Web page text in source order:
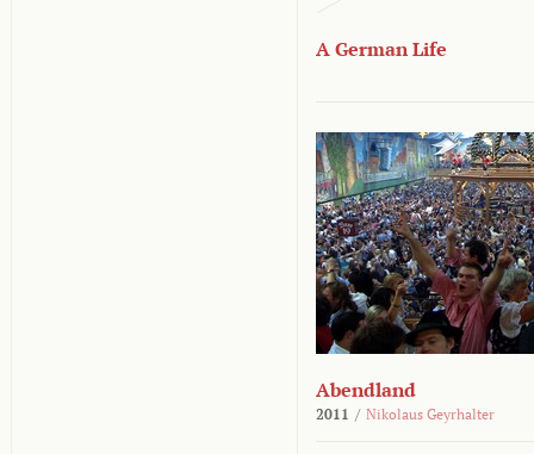
A German Life
Abendland
2011 / Nikolaus Geyrhalter